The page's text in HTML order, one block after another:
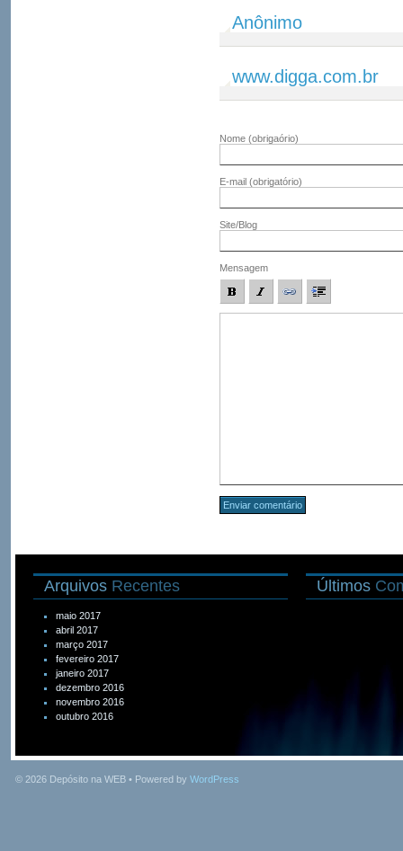
Anônimo
www.digga.com.br
Nome (obrigaório)
E-mail (obrigatório)
Site/Blog
Mensagem
Arquivos Recentes
maio 2017
abril 2017
março 2017
fevereiro 2017
janeiro 2017
dezembro 2016
novembro 2016
outubro 2016
Últimos
© 2026 Depósito na WEB • Powered by WordPress